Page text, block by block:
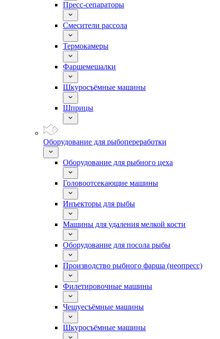
Пресс-сепараторы
Смесители рассола
Термокамеры
Фаршемешалки
Шкуросъёмные машины
Шприцы
Оборудование для рыбопереработки
Оборудование для рыбного цеха
Головоотсекающие машины
Инъекторы для рыбы
Машины для удаления мелкой кости
Оборудование для посола рыбы
Производство рыбного фарша (неопресс)
Филетировочные машины
Чешуесъёмные машины
Шкуросъёмные машины